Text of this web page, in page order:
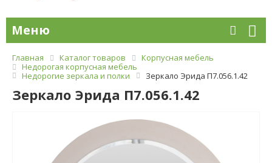
Меню
Главная Каталог товаров
Корпусная мебель
Недорогая корпусная мебель
Недорогие зеркала и полки
Зеркало Эрида П7.056.1.42
Зеркало Эрида П7.056.1.42